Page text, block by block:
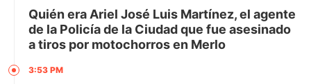
Quién era Ariel José Luis Martínez, el agente
de la Policía de la Ciudad que fue asesinado
a tiros por motochorros en Merlo
3:53 PM